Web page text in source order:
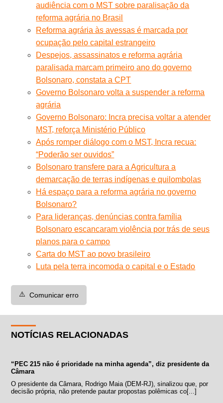
audiência com o MST sobre paralisação da
reforma agrária no Brasil
Reforma agrária às avessas é marcada por
ocupação pelo capital estrangeiro
Despejos, assassinatos e reforma agrária
paralisada marcam primeiro ano do governo
Bolsonaro, constata a CPT
Governo Bolsonaro volta a suspender a reforma
agrária
Governo Bolsonaro: Incra precisa voltar a atender
MST, reforça Ministério Público
Após romper diálogo com o MST, Incra recua:
“Poderão ser ouvidos”
Bolsonaro transfere para a Agricultura a
demarcação de terras indígenas e quilombolas
Há espaço para a reforma agrária no governo
Bolsonaro?
Para lideranças, denúncias contra família
Bolsonaro escancaram violência por trás de seus
planos para o campo
Carta do MST ao povo brasileiro
Luta pela terra incomoda o capital e o Estado
⚠️ Comunicar erro
NOTÍCIAS RELACIONADAS
“PEC 215 não é prioridade na minha agenda”, diz presidente da
Câmara
O presidente da Câmara, Rodrigo Maia (DEM-RJ), sinalizou que, por
decisão própria, não pretende pautar propostas polêmicas co[...]